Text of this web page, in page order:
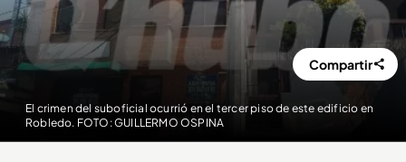
El crimen del suboficial ocurrió en el tercer piso de este edificio en
Robledo. FOTO: GUILLERMO OSPINA
Compartir